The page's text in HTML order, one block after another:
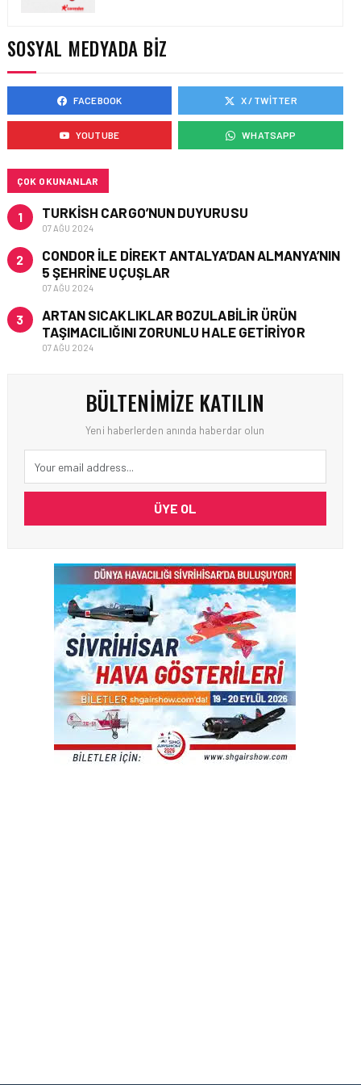
KARGO • 08 TEM 2026
TURHAN ÖZEN SAUDI
COMMERCIAL OFFICER
SOSYAL MEDYADA BIZ
FACEBOOK X / TWITTER
YOUTUBE WHATSAPP
ÇOK OKUNANLAR
1 TURKISH CARGO’NUN DUYURUSU
07 AĞU 2024
2
CONDOR ILE DIREKT ANTALYA’DAN ALMANYA’NIN
5 ŞEHRINE UÇUŞLAR
07 AĞU 2024
3
ARTAN SICAKLIKLAR BOZULABILIR ÜRÜN
TAŞIMACILIĞINI ZORUNLU HALE GETIRIYOR
07 AĞU 2024
BÜLTENIMIZE KATILIN
Yeni haberlerden anında haberdar olun
ÜYE OL